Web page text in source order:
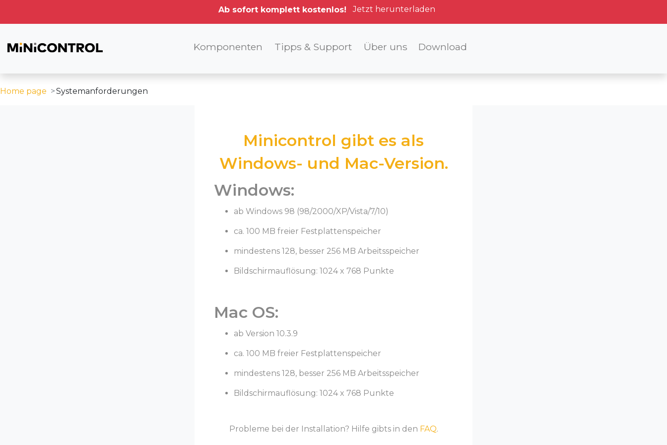
Ab sofort komplett kostenlos! Jetzt herunterladen
Komponenten Tipps & Support Über uns Download
Home page Systemanforderungen
Minicontrol gibt es als
Windows- und Mac-Version.
Windows:
ab Windows 98 (98/2000/XP/Vista/7/10)
ca. 100 MB freier Festplattenspeicher
mindestens 128, besser 256 MB Arbeitsspeicher
Bildschirmauflösung: 1024 x 768 Punkte
Mac OS:
ab Version 10.3.9
ca. 100 MB freier Festplattenspeicher
mindestens 128, besser 256 MB Arbeitsspeicher
Bildschirmauflösung: 1024 x 768 Punkte
Probleme bei der Installation? Hilfe gibts in den FAQ.